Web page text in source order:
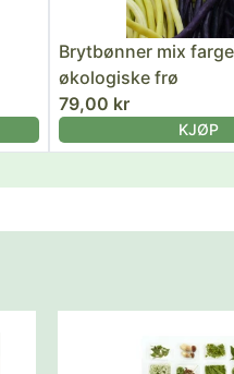
Brytbønner mix
økologiske frø
79,00 kr
KJØP